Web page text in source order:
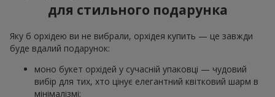
для стильного подарунка
Яку б орхідею ви не вибрали, орхідея купить — це завжди
буде вдалий подарунок:
моно букет орхідей у сучасній упаковці — чудовий
вибір для тих, хто цінує елегантний квітковий шарм в
мінімалізмі;